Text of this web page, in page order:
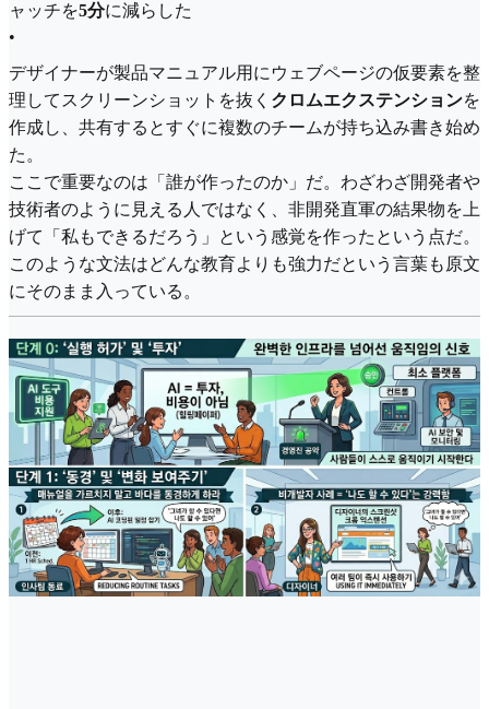
ャッチを5分に減らした
•
デザイナーが製品マニュアル用にウェブページの仮要素を整
理してスクリーンショットを抜く クロムエクステンションを
作成し、共有するとすぐに複数のチームが持ち込み書き始め
た。
ここで重要なのは「誰が作ったのか」だ。わざわざ開発者や
技術者のように見える人ではなく、非開発直軍の結果物を上
げて「私もできるだろう」という感覚を作ったという点だ。
このような文法はどんな教育よりも強力だという言葉も原文
にそのまま入っている。